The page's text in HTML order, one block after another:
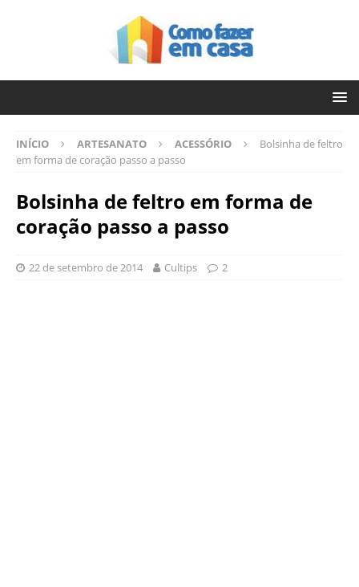
INÍCIO ARTESANATO ACESSÓRIO
Bolsinha de feltro
em forma de coração passo a passo
Bolsinha de feltro em forma de
coração passo a passo
22 de setembro de 2014 Cultips 2